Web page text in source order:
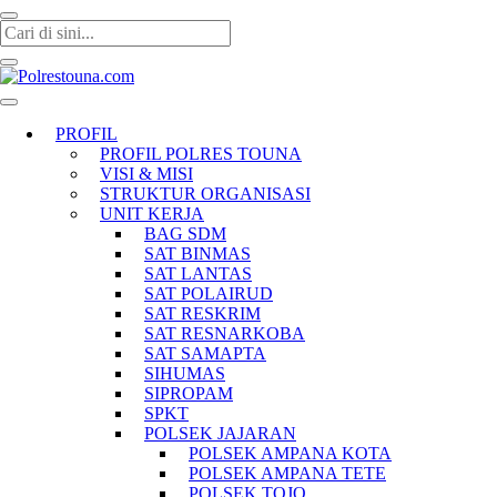
PROFIL
PROFIL POLRES TOUNA
VISI & MISI
STRUKTUR ORGANISASI
UNIT KERJA
BAG SDM
SAT BINMAS
SAT LANTAS
SAT POLAIRUD
SAT RESKRIM
SAT RESNARKOBA
SAT SAMAPTA
SIHUMAS
SIPROPAM
SPKT
POLSEK JAJARAN
POLSEK AMPANA KOTA
POLSEK AMPANA TETE
POLSEK TOJO